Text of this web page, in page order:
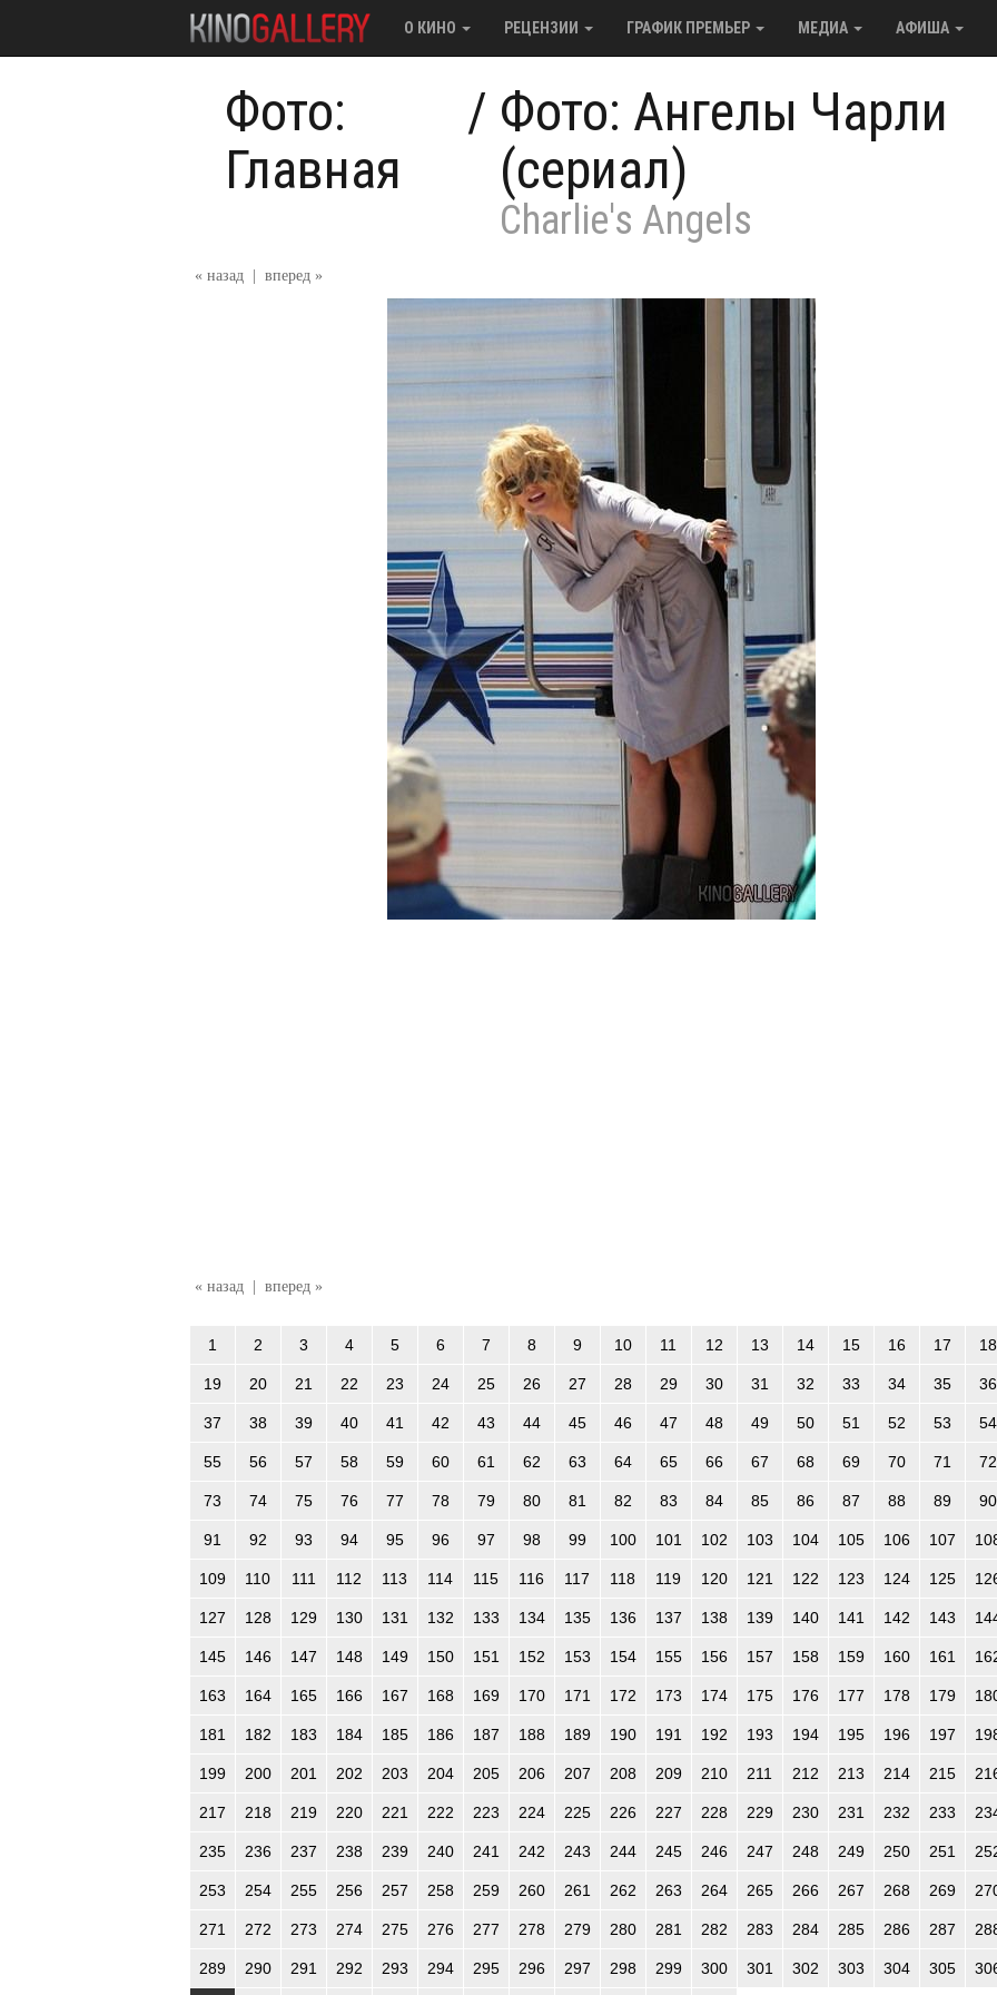
О КИНО РЕЦЕНЗИИ ГРАФИК ПРЕМЬЕР МЕДИА АФИША
Фото:
Главная
/ Фото: Ангелы Чарли
(сериал)
Charlie's Angels
« назад вперед »
« назад | вперед »
1 2 3 4 5 6 7 8 9 10 11 12 13 14 15 16 17 18
19 20 21 22 23 24 25 26 27 28 29 30 31 32 33 34 35 36
37 38 39 40 41 42 43 44 45 46 47 48 49 50 51 52 53 54
55 56 57 58 59 60 61 62 63 64 65 66 67 68 69 70 71 72
73 74 75 76 77 78 79 80 81 82 83 84 85 86 87 88 89 90
91 92 93 94 95 96 97 98 99 100 101 102 103 104 105 106 107
109 110 111 112 113 114 115 116 117 118 119 120 121 122 123 124 125
127 128 129 130 131 132 133 134 135 136 137 138 139 140 141 142 143
145 146 147 148 149 150 151 152 153 154 155 156 157 158 159 160 161
163 164 165 166 167 168 169 170 171 172 173 174 175 176 177 178 179
181 182 183 184 185 186 187 188 189 190 191 192 193 194 195 196 197
199 200 201 202 203 204 205 206 207 208 209 210 211 212 213 214 215
217 218 219 220 221 222 223 224 225 226 227 228 229 230 231 232 233
235 236 237 238 239 240 241 242 243 244 245 246 247 248 249 250 251
253 254 255 256 257 258 259 260 261 262 263 264 265 266 267 268 269
271 272 273 274 275 276 277 278 279 280 281 282 283 284 285 286 287
289 290 291 292 293 294 295 296 297 298 299 300 301 302 303 304 305